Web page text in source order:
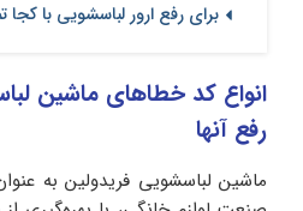
برای رفع ارور لباسشویی با
انواع کد خطاهای ماشین
رفع آنها
ماشین لباسشویی فریدولین به